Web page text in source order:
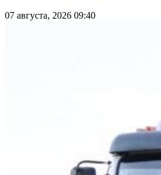
07 августа, 2026 09:40